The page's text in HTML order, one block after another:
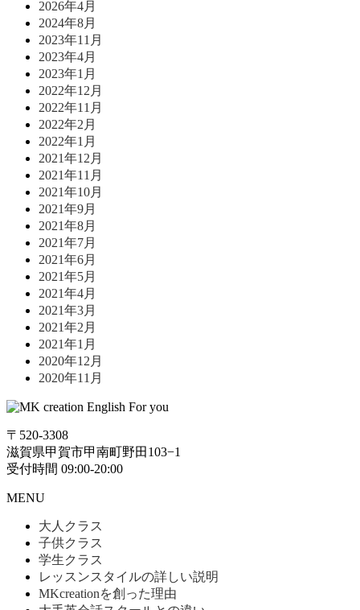
2026年4月
2024年8月
2023年11月
2023年4月
2023年1月
2022年12月
2022年11月
2022年2月
2022年1月
2021年12月
2021年11月
2021年10月
2021年9月
2021年8月
2021年7月
2021年6月
2021年5月
2021年4月
2021年3月
2021年2月
2021年1月
2020年12月
2020年11月
〒520-3308
滋賀県甲賀市甲南町野田103−1
受付時間 09:00-20:00
MENU
大人クラス
子供クラス
学生クラス
レッスンスタイルの詳しい説明
MKcreationを創った理由